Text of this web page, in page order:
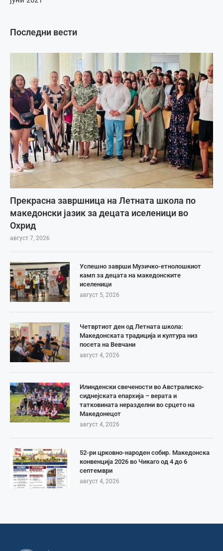
Последни вести
Прекрасна завршница на Летната школа по
македонски јазик за децата иселеници во
Охрид
август 7, 2026
Успешно заврши Музичко-етнолошкиот
камп за децата на македонските
иселеници
август 5, 2026
Четвртиот ден од Летната школа:
Македонската традиција и култура низ
посета на Вевчани
август 4, 2026
Илинденски свечености во Австралиско-
сиднејската епархија – верата и
татковината неразделни во срцето на
Македонецот
август 4, 2026
52-ри црковно-народен собир. Македонска
конвенција 2026 во Чикаго од 4 до 6
септември
август 4, 2026